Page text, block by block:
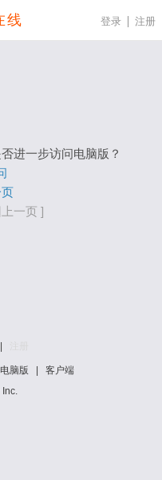
线 登录 注册
进一步访问电脑版？
一页 ]
电脑版
客户端